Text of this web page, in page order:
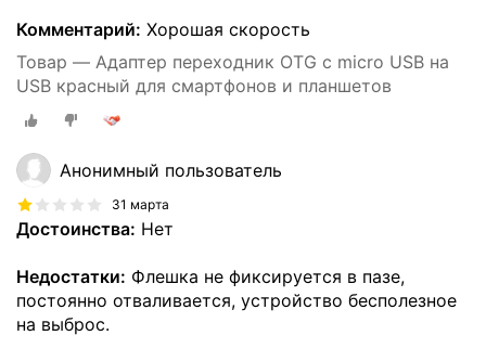
Комментарий: Хорошая скорость
Товар — Адаптер переходник OTG с micro USB на
USB красный для смартфонов и планшетов
Анонимный пользователь
31 марта
Достоинства: Нет
Недостатки: Флешка не фиксируется в пазе,
постоянно отваливается, устройство бесполезное
на выброс.